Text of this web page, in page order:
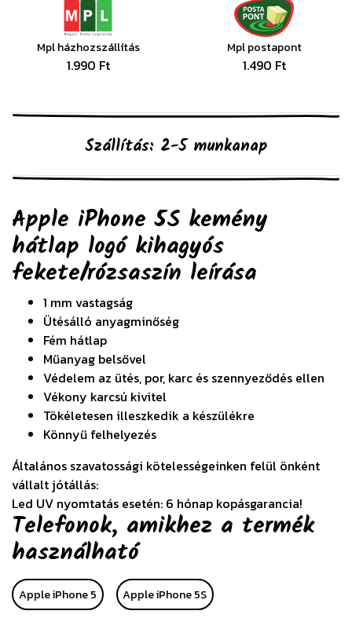
Mpl házhozszállítás
1.990 Ft
Mpl postapont
1.490 Ft
Szállítás: 2-5 munkanap
Apple iPhone 5S kemény
hátlap logó kihagyós
fekete/rózsaszín leírása
1 mm vastagság
Ütésálló anyagminőség
Fém hátlap
Műanyag belsővel
Védelem az ütés, por, karc és szennyeződés ellen
Vékony karcsú kivitel
Tökéletesen illeszkedik a készülékre
Könnyű felhelyezés
Általános szavatossági kötelességeinken felül önként
vállalt jótállás:
Led UV nyomtatás esetén: 6 hónap kopásgarancia!
Telefonok, amikhez a termék
használható
Apple iPhone 5 Apple iPhone 5S